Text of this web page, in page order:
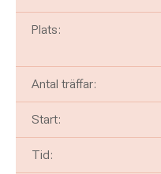
Plats:
Antal träffar:
Start:
Tid: